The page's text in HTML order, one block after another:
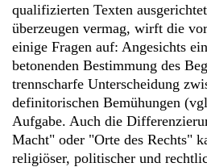
qualifizierten Texten
überzeugen vermag, wirft die
einige Fragen auf: Angesichts
betonenden Bestimmung des
trennscharfe Unterscheidung
definitorischen Bemühungen
Aufgabe. Auch die
Macht" oder "Orte des Rechts"
religiöser, politischer und